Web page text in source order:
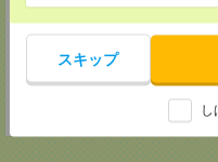
スキップ
し
TEL：0120-901-799
MAIL：tenshoku@nikken-ts.jp
担当：採用担当
★今ならご来社登録でQUOカー